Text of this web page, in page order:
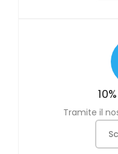
Tramite il